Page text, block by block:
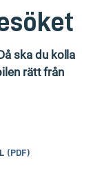
ska du kolla
rätt från
(PDF)